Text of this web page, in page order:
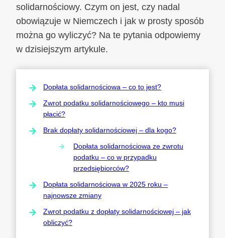
solidarnościowy. Czym on jest, czy nadal
obowiązuje w Niemczech i jak w prosty sposób
można go wyliczyć? Na te pytania odpowiemy
w dzisiejszym artykule.
Dopłata solidarnościowa – co to jest?
Zwrot podatku solidarnościowego – kto musi
płacić?
Brak dopłaty solidarnościowej – dla kogo?
Dopłata solidarnościowa ze zwrotu
podatku – co w przypadku
przedsiębiorców?
Dopłata solidarnościowa w 2025 roku –
najnowsze zmiany
Zwrot podatku z dopłaty solidarnościowej – jak
obliczyć?